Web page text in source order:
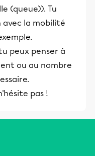
(queue)). Tu
avec la mobilité
peux penser à
ou au nombre
pas !